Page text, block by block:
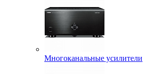
Многоканальные усилители